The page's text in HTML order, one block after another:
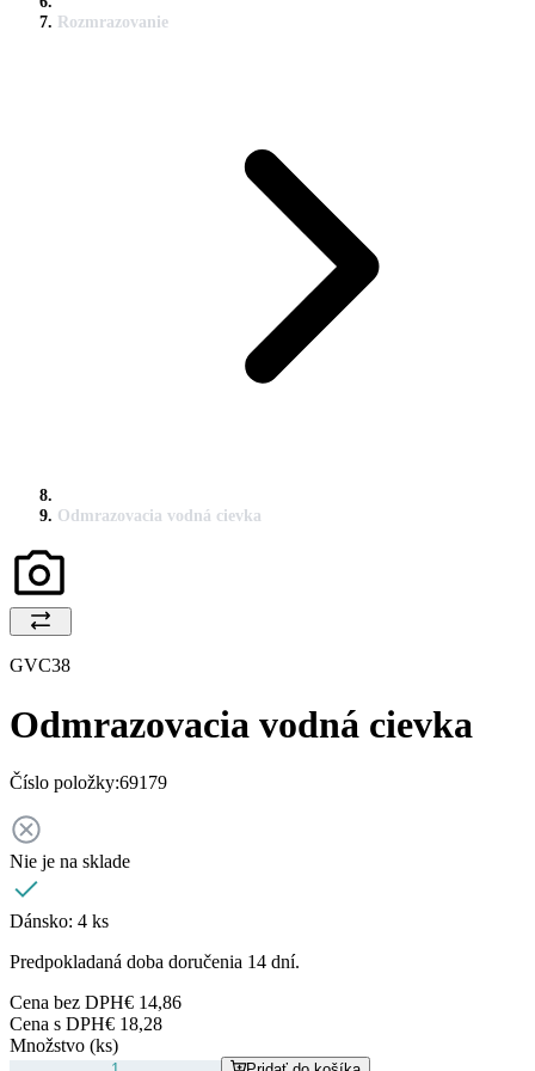
Rozmrazovanie
Odmrazovacia vodná cievka
GVC38
Odmrazovacia vodná cievka
Číslo položky:69179
Nie je na sklade
Dánsko: 4 ks
Predpokladaná doba doručenia 14 dní.
Cena bez DPH€ 14,86
Cena s DPH€ 18,28
Množstvo (ks)